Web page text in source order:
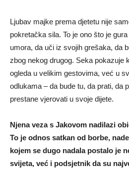
Ljubav majke prema djetetu nije
pokretačka sila. To je ono što je
umora, da uči iz svojih grešaka, da
zbog nekog drugog. Seka pokazuje
ogleda u velikim gestovima, već u
odlukama – da bude tu, da prati, da
prestane vjerovati u svoje dijete.
Njena veza s Jakovom nadilazi
To je odnos satkan od borbe,
kojem se dugo nadala postalo je
svijeta, već i podsjetnik da su